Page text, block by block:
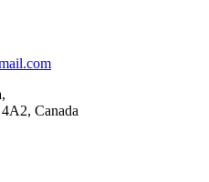
Canada